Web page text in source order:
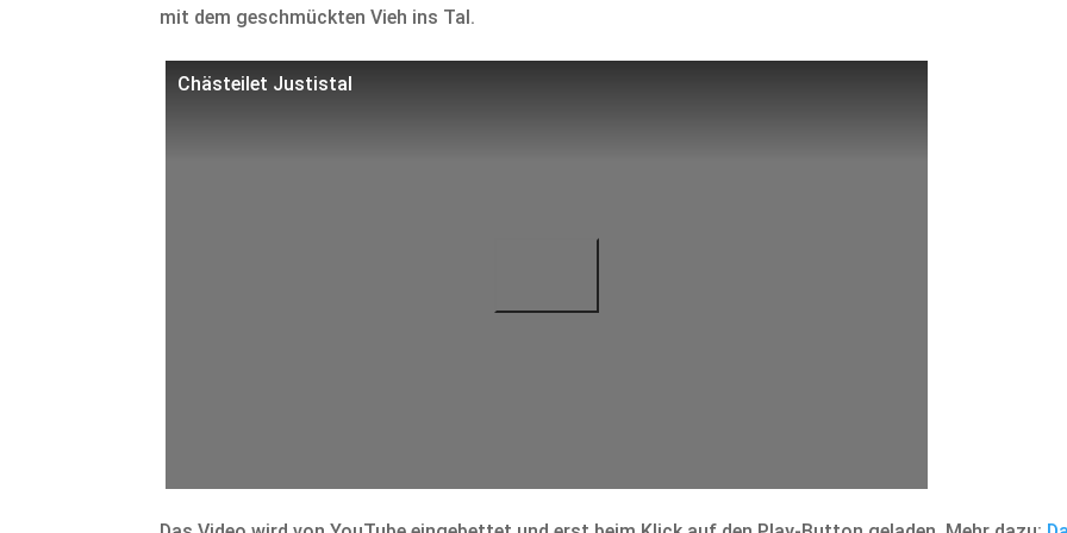
mit dem geschmückten Vieh ins Tal.
Chästeilet Justistal